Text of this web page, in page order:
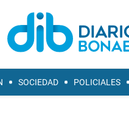
SOCIEDAD POLICIALES